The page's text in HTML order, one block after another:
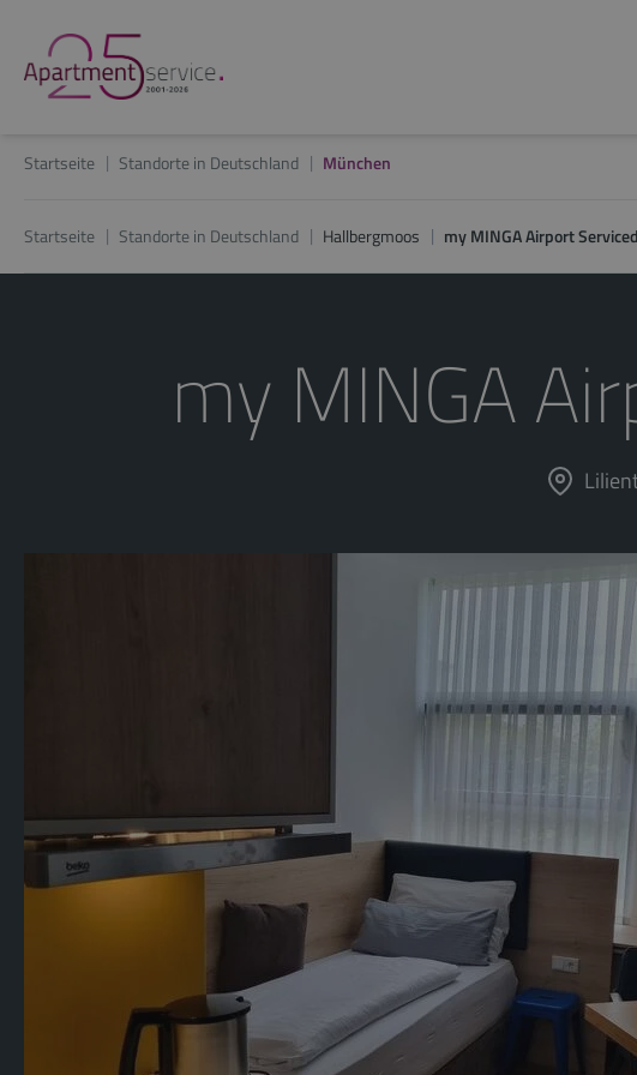
Startseite Standorte in Deutschland München
Startseite Standorte in Deutschland Hallbergmoos my MINGA Airport
my MINGA